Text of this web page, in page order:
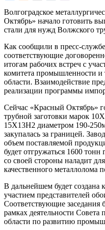
Волгоградское
Октябрь» начало готовить
стали для нужд Волжского
Как сообщили в пресс-
соответствующие
итогам рабочих встреч с
комитета промышленности и
области. Взаимодействие
реализации программы
Сейчас «Красный Октябрь»
трубной заготовки марок
15Х13Н2 диаметром 190-
закупалась за границей.
объем поставляемой
будет отгружаться 1600
со своей стороны наладит
качественного металлолома
В дальнейшем будет создана
участием представителей
Соответствующие заседания
рамках деятельности Совета
области по развитию